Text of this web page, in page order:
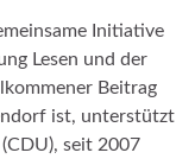
Initiative
Lesen und der
Beitrag
ist, unterstützt
seit 2007